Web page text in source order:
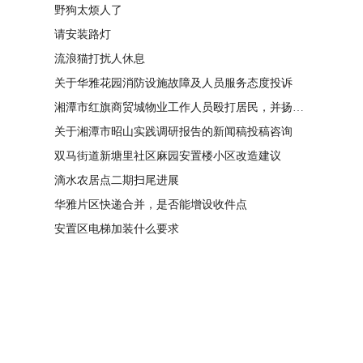
野狗太烦人了
请安装路灯
流浪猫打扰人休息
关于华雅花园消防设施故障及人员服务态度投诉
湘潭市红旗商贸城物业工作人员殴打居民，并扬言恐吓“我打死你有冯友根负责”
关于湘潭市昭山实践调研报告的新闻稿投稿咨询
双马街道新塘里社区麻园安置楼小区改造建议
滴水农居点二期扫尾进展
华雅片区快递合并，是否能增设收件点
安置区电梯加装什么要求